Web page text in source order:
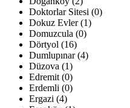
Doktorlar Sitesi (0)
Dokuz Evler (1)
Domuzcula (0)
Dörtyol (16)
Dumlupınar (4)
Düzova (1)
Edremit (0)
Erdemli (0)
Ergazi (4)